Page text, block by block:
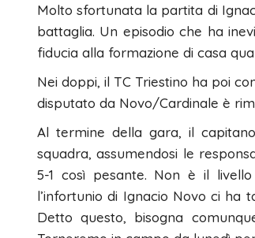
Molto sfortunata la partita di
battaglia. Un episodio che ha
fiducia alla formazione di casa
Nei doppi, il TC Triestino ha poi
disputato da Novo/Cardinale è
Al termine della gara, il
squadra, assumendosi le
5-1 così pesante. Non è il
l’infortunio di Ignacio Novo ci
Detto questo, bisogna